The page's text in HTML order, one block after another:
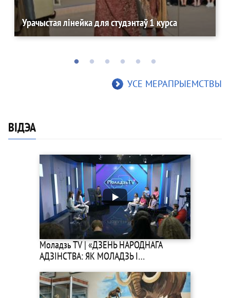
Урачыстая лінейка для студэнтаў 1 курса
УСЕ МЕРАПРЫЕМСТВЫ
ВIДЭА
Моладзь TV | «ДЗЕНЬ НАРОДНАГА
АДЗІНСТВА: ЯК МОЛАДЗЬ І…